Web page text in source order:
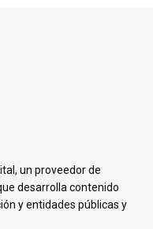
un proveedor de
desarrolla contenido
y entidades públicas y